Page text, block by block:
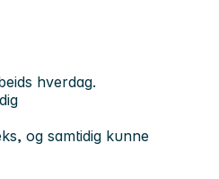
hverdag.
og samtidig kunne